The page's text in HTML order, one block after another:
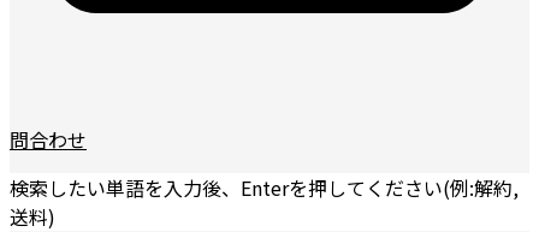
問合わせ
検索したい単語を入力後、Enterを押してください(例:解約,
送料)